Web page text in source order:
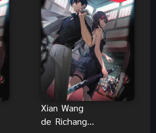
Xian Wang
de Richang